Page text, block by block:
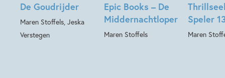
De Goudrijder
Maren Stoffels, Jeska
Verstegen
Epic Books – De
Middernachtloper
Maren Stoffels
Speler
Maren